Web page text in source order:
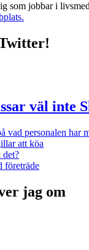
som jobbar i
väl inte
vad personalen har
att köa
det?
företräde
jag om